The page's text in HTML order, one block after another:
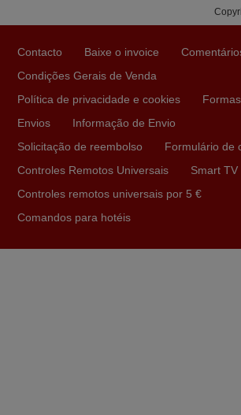
Ótimo produto!! Não precisa fazer
programação. Recomendo muito!!
Contacto Baixe o invoice
Condições Gerais de Venda
Política de privacidade e cookies
Envios
Informação de Envio
Solicitação de reembolso
Formulário de
Controles Remotos Universais
Smart TV
Controles remotos universais por 5 €
Comandos para hotéis